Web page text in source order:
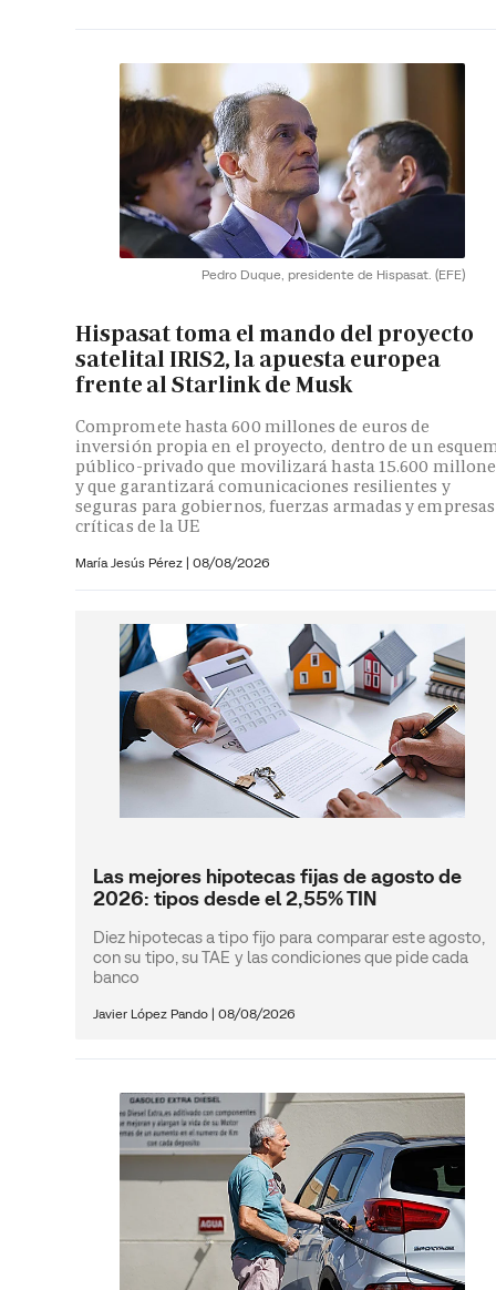
Pedro Duque, presidente de Hispasat. (EFE)
Hispasat toma el mando del proyecto
satelital IRIS2, la apuesta europea
frente al Starlink de Musk
Compromete hasta 600 millones de euros de
inversión propia en el proyecto, dentro de un
público-privado que movilizará hasta 15.600
y que garantizará comunicaciones resilientes y
seguras para gobiernos, fuerzas armadas y empresas
críticas de la UE
María Jesús Pérez | 08/08/2026
Las mejores hipotecas fijas de agosto de
2026: tipos desde el 2,55% TIN
Diez hipotecas a tipo fijo para comparar este agosto,
con su tipo, su TAE y las condiciones que pide cada
banco
Javier López Pando | 08/08/2026